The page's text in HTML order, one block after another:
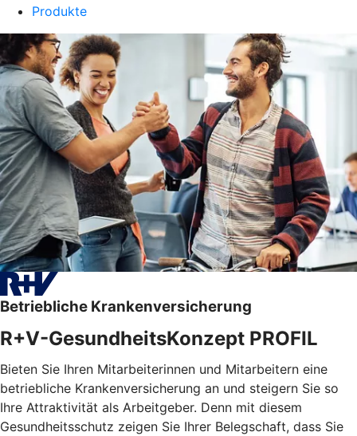
Produkte
Betriebliche Krankenversicherung
R+V-GesundheitsKonzept PROFIL
Bieten Sie Ihren Mitarbeiterinnen und Mitarbeitern eine
betriebliche Krankenversicherung an und steigern Sie so
Ihre Attraktivität als Arbeitgeber. Denn mit diesem
Gesundheitsschutz zeigen Sie Ihrer Belegschaft, dass Sie